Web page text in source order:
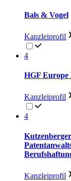
Bals & Vogel
Kanzleiprofil
4
HGF
Kanzleiprofil
4
Kanzleiprofil